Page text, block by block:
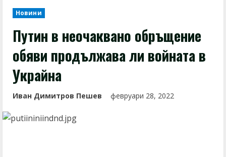
Новини
Путин в неочаквано обръщение
обяви продължава ли войната в
Украйна
Иван Димитров Пешев февруари 28, 2022